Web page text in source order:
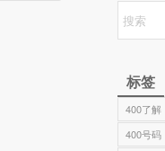
标签
400了解
400号码